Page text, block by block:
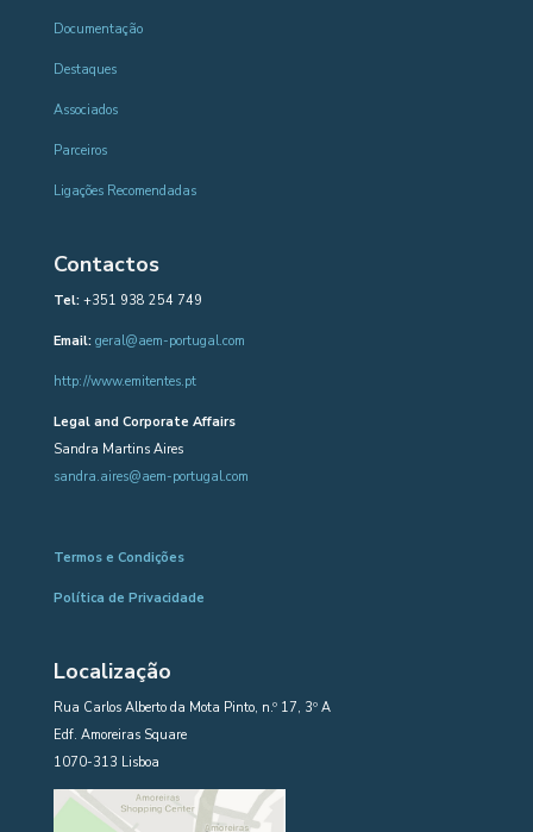
Documentação
Destaques
Associados
Parceiros
Ligações Recomendadas
Contactos
Tel:+351 938 254 749
Email: geral@aem-portugal.com
http://www.emitentes.pt
Legal and Corporate Affairs
Sandra Martins Aires
sandra.aires@aem-portugal.com
Termos e Condições
Política de Privacidade
Localização
Rua Carlos Alberto da Mota Pinto, n.º 17, 3º A
Edf. Amoreiras Square
1070-313 Lisboa